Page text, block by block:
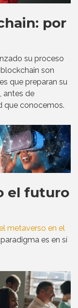
por
su proceso
son
que preparan su
antes de
que conocemos.
el futuro
metaverso en el
es en sí